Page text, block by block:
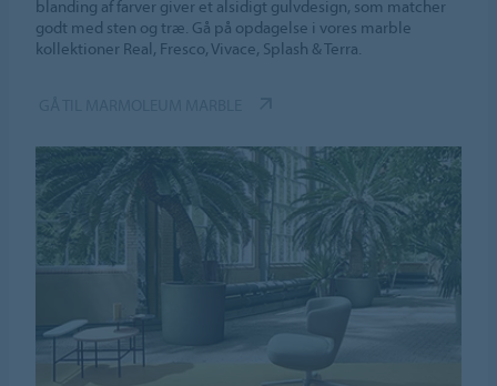
blanding af farver giver et alsidigt gulvdesign, som matcher
godt med sten og træ. Gå på opdagelse i vores marble
kollektioner Real, Fresco, Vivace, Splash & Terra.